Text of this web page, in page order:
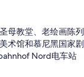
母教堂、老绘画陈列
术馆和慕尼黑国家剧
Nord电车站